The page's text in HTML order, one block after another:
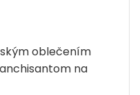
oblečením
na